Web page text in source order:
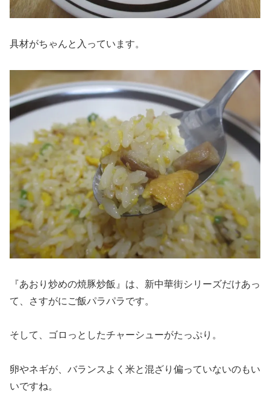
具材がちゃんと入っています。
『あおり炒めの焼豚炒飯』は、新中華街シリーズだけあっ
て、さすがにご飯パラパラです。
そして、ゴロっとしたチャーシューがたっぷり。
卵やネギが、バランスよく米と混ざり偏っていないのもい
いですね。